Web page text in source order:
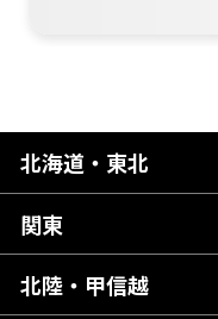
北海道・東北
北海道
青森県
関東
茨城県
北陸・甲信越